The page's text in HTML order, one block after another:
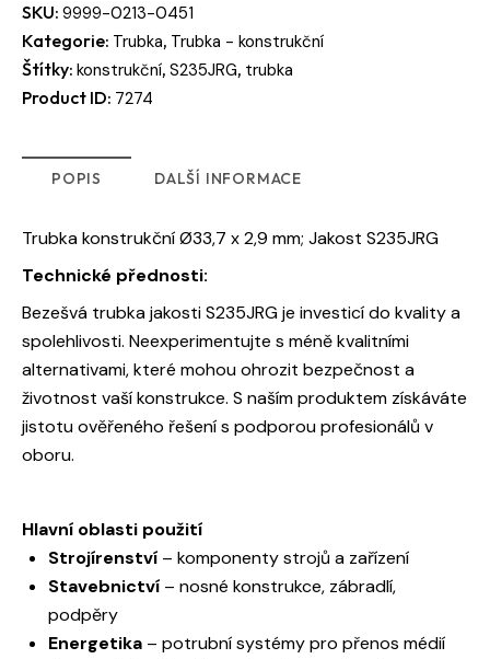
SKU: 9999-0213-0451
Kategorie: Trubka, Trubka - konstrukční
Štítky: konstrukční, S235JRG, trubka
Product ID: 7274
POPIS DALŠÍ INFORMACE
Trubka konstrukční Ø33,7 x 2,9 mm; Jakost S235JRG
Technické přednosti:
Bezešvá trubka jakosti S235JRG je investicí do kvality a
spolehlivosti. Neexperimentujte s méně kvalitními
alternativami, které mohou ohrozit bezpečnost a
životnost vaší konstrukce. S naším produktem získáváte
jistotu ověřeného řešení s podporou profesionálů v
oboru.
Hlavní oblasti použití
Strojírenství – komponenty strojů a zařízení
Stavebnictví – nosné konstrukce, zábradlí,
podpěry
Energetika – potrubní systémy pro přenos médií